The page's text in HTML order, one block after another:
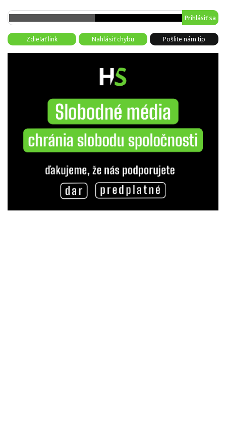
Prihlásiť sa
Zdieľať link Nahlásiť chybu Pošlite nám tip